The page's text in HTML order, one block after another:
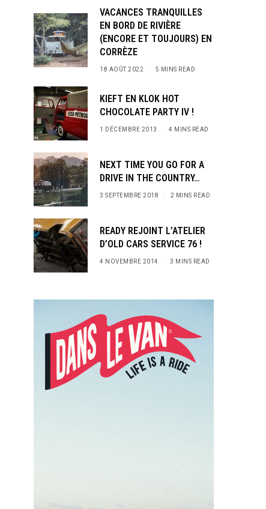
VACANCES TRANQUILLES
EN BORD DE RIVIÈRE
(ENCORE ET TOUJOURS) EN
CORRÈZE
18 AOÛT 2022 5 MINS READ
KIEFT EN KLOK HOT
CHOCOLATE PARTY IV !
1 DÉCEMBRE 2013 4 MINS READ
NEXT TIME YOU GO FOR A
DRIVE IN THE COUNTRY…
3 SEPTEMBRE 2018 2 MINS READ
READY REJOINT L’ATELIER
D’OLD CARS SERVICE 76 !
4 NOVEMBRE 2014 3 MINS READ